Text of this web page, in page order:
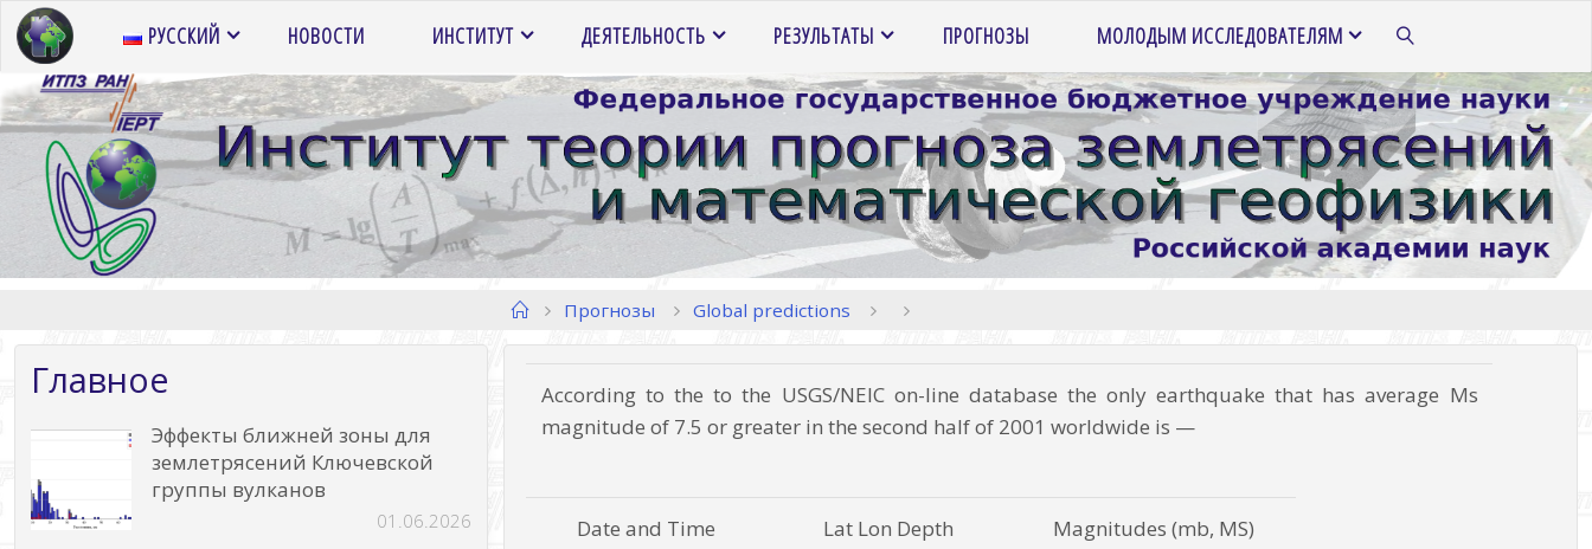
Перейти
содержимому
РУССКИЙ НОВОСТИ ИНСТИТУТ ДЕЯТЕЛЬНОСТЬ РЕЗУЛЬТАТЫ ПРОГНОЗЫ МОЛОДЫМ ИССЛЕДОВАТЕЛЯМ
ПОИСК
ГлавнаяПрогнозы Global predictions
According to the to the USGS/NEIC on-line database the only earthquake that has average Ms
magnitude of 7.5 or greater in the second half of 2001 worldwide is —
Date and Time Lat Lon Depth Magnitudes (mb, MS)
Главное
Эффекты ближней зоны для
землетрясений Ключевской
группы вулканов
01.06.2026